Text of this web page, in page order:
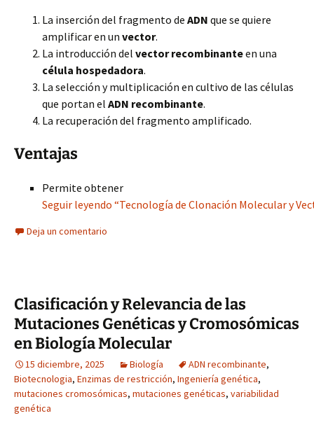
La inserción del fragmento de ADN que se quiere
amplificar en un vector.
La introducción del vector recombinanteen una
célula hospedadora.
La selección y multiplicación en cultivo de las células
que portan el ADN recombinante.
La recuperación del fragmento amplificado.
Ventajas
Permite obtener
Seguir leyendo “Tecnología de Clonación Molecular y
Deja un comentario
Clasificación y Relevancia de las
Mutaciones Genéticas y Cromosómicas
en Biología Molecular
15 diciembre, 2025 Biología ADN recombinante,
Biotecnologia, Enzimas de restricción, Ingeniería genética,
mutaciones cromosómicas, mutaciones genéticas, variabilidad
genética